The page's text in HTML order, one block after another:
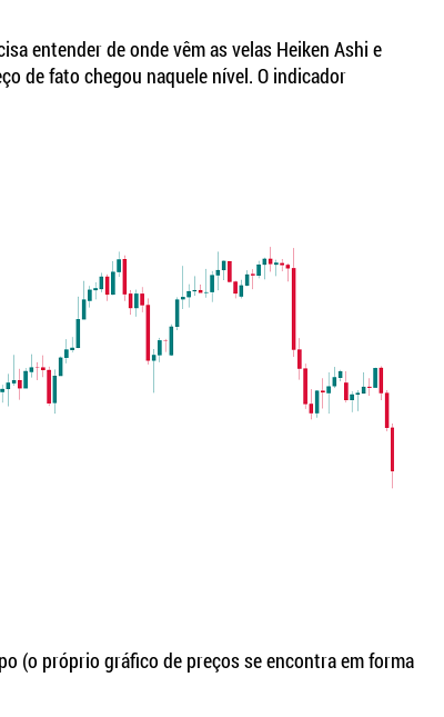
entender de onde vêm as velas Heiken Ashi e
de fato chegou naquele nível. O indicador
(o próprio gráfico de preços se encontra em forma